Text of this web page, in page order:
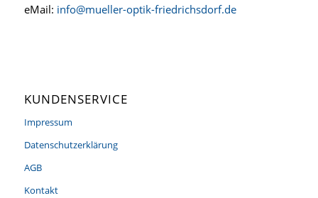
eMail: info@mueller-optik-friedrichsdorf.de
KUNDENSERVICE
Impressum
Datenschutzerklärung
AGB
Kontakt